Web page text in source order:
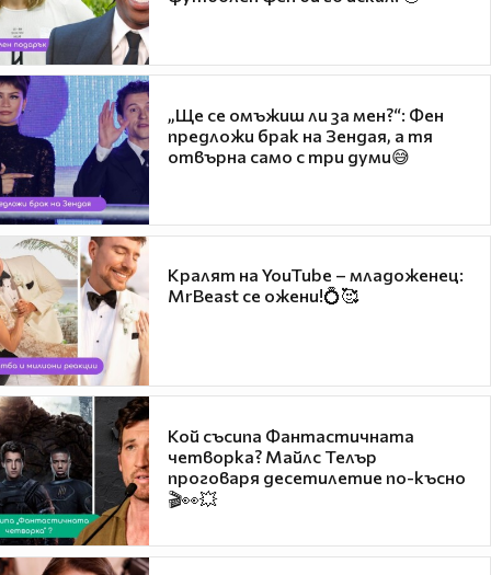
„Ще се омъжиш ли за мен?“: Фен
предложи брак на Зендая, а тя
отвърна само с три думи😅
Кралят на YouTube – младоженец:
MrBeast се ожени!💍🥰
Кой съсипа Фантастичната
четворка? Майлс Телър
проговаря десетилетие по-късно
🎬👀💥